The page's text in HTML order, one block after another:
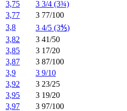
3,75
3 3/4 (3¾)
3,77
3 77/100
3,8
3 4/5 (3⅘)
3,82
3 41/50
3,85
3 17/20
3,87
3 87/100
3,9
3 9/10
3,92
3 23/25
3,95
3 19/20
3,97
3 97/100